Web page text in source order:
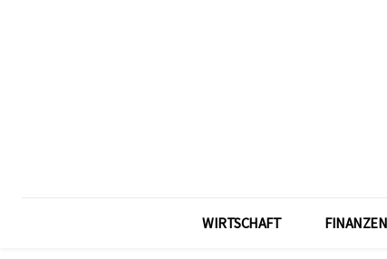
WIRTSCHAFT FINANZEN